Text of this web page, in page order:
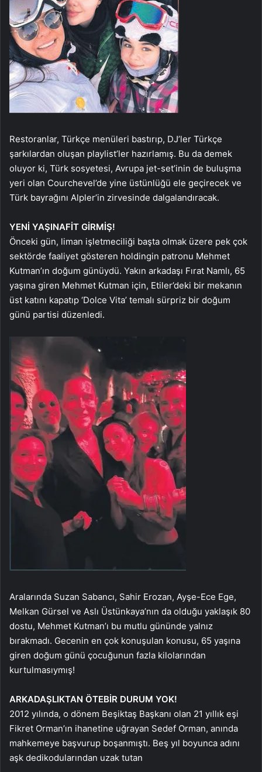
Restoranlar, Türkçe menüleri bastırıp, DJ’ler Türkçe
şarkılardan oluşan playlist’ler hazırlamış. Bu da demek
oluyor ki, Türk sosyetesi, Avrupa jet-set’inin de buluşma
yeri olan Courchevel’de yine üstünlüğü ele geçirecek ve
Türk bayrağını Alpler’in zirvesinde dalgalandıracak.
YENİ YAŞINAFİT GİRMİŞ!
Önceki gün, liman işletmeciliği başta olmak üzere pek çok
sektörde faaliyet gösteren holdingin patronu Mehmet
Kutman’ın doğum günüydü. Yakın arkadaşı Fırat Namlı, 65
yaşına giren Mehmet Kutman için, Etiler’deki bir mekanın
üst katını kapatıp ‘Dolce Vita’ temalı sürpriz bir doğum
günü partisi düzenledi.
Aralarında Suzan Sabancı, Sahir Erozan, Ayşe-Ece Ege,
Melkan Gürsel ve Aslı Üstünkaya’nın da olduğu yaklaşık 80
dostu, Mehmet Kutman’ı bu mutlu gününde yalnız
bırakmadı. Gecenin en çok konuşulan konusu, 65 yaşına
giren doğum günü çocuğunun fazla kilolarından
kurtulmasıymış!
ARKADAŞLIKTAN ÖTEBİR DURUM YOK!
2012 yılında, o dönem Beşiktaş Başkanı olan 21 yıllık eşi
Fikret Orman’ın ihanetine uğrayan Sedef Orman, anında
mahkemeye başvurup boşanmıştı. Beş yıl boyunca adını
aşk dedikodularından uzak tutan